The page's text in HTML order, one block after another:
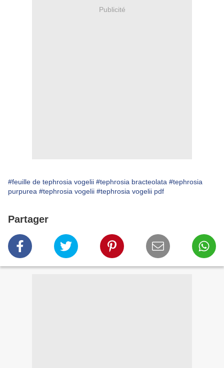
Publicité
#feuille de tephrosia vogelii #tephrosia bracteolata #tephrosia
purpurea #tephrosia vogelii #tephrosia vogelii pdf
Partager